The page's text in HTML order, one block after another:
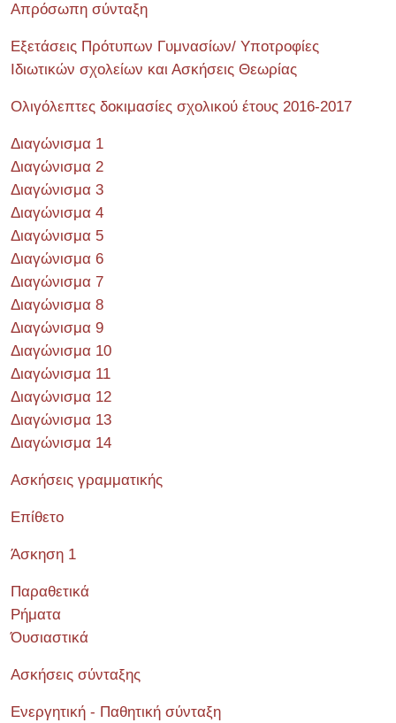
Απρόσωπη σύνταξη
Εξετάσεις Πρότυπων Γυμνασίων/ Υποτροφίες
Ιδιωτικών σχολείων και Ασκήσεις Θεωρίας
Ολιγόλεπτες δοκιμασίες σχολικού έτους 2016-2017
Διαγώνισμα 1
Διαγώνισμα 2
Διαγώνισμα 3
Διαγώνισμα 4
Διαγώνισμα 5
Διαγώνισμα 6
Διαγώνισμα 7
Διαγώνισμα 8
Διαγώνισμα 9
Διαγώνισμα 10
Διαγώνισμα 11
Διαγώνισμα 12
Διαγώνισμα 13
Διαγώνισμα 14
Ασκήσεις γραμματικής
Επίθετο
Άσκηση 1
Παραθετικά
Ρήματα
Όυσιαστικά
Ασκήσεις σύνταξης
Ενεργητική - Παθητική σύνταξη